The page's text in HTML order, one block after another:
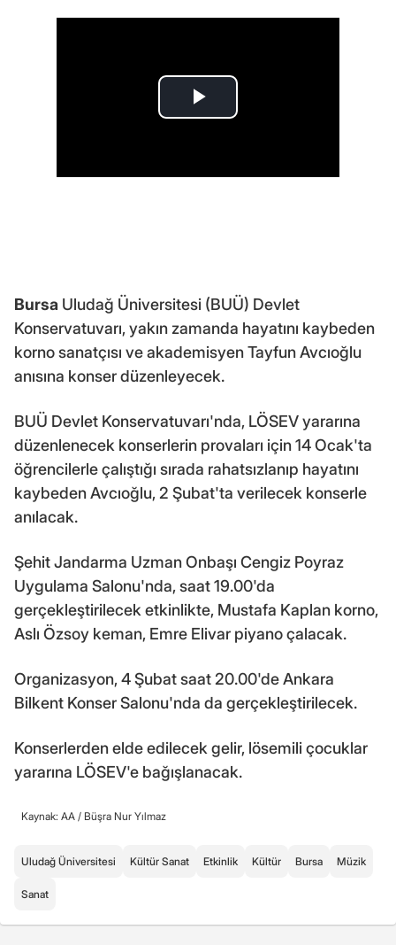
Bursa Uludağ Üniversitesi (BUÜ) Devlet
Konservatuvarı, yakın zamanda hayatını kaybeden
korno sanatçısı ve akademisyen Tayfun Avcıoğlu
anısına konser düzenleyecek.
BUÜ Devlet Konservatuvarı'nda, LÖSEV yararına
düzenlenecek konserlerin provaları için 14 Ocak'ta
öğrencilerle çalıştığı sırada rahatsızlanıp hayatını
kaybeden Avcıoğlu, 2 Şubat'ta verilecek konserle
anılacak.
Şehit Jandarma Uzman Onbaşı Cengiz Poyraz
Uygulama Salonu'nda, saat 19.00'da
gerçekleştirilecek etkinlikte, Mustafa Kaplan korno,
Aslı Özsoy keman, Emre Elivar piyano çalacak.
Organizasyon, 4 Şubat saat 20.00'de Ankara
Bilkent Konser Salonu'nda da gerçekleştirilecek.
Konserlerden elde edilecek gelir, lösemili çocuklar
yararına LÖSEV'e bağışlanacak.
Kaynak: AA / Büşra Nur Yılmaz
Uludağ Üniversitesi Kültür Sanat Etkinlik Kültür Bursa Müzik
Sanat